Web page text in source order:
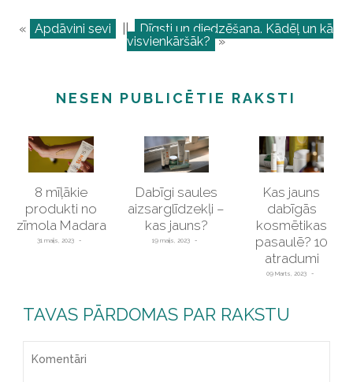
« Apdāvini sevi || Dīgsti un diedzēšana. Kādēļ un kā
visvienkāršāk? »
NESEN PUBLICĒTIE RAKSTI
8 mīļākie
produkti no
zīmola Madara
31 maijs, 2023
Dabīgi saules
aizsarglīdzekļi –
kas jauns?
19 maijs, 2023
Kas jauns
dabīgās
kosmētikas
pasaulē? 10
atradumi
09 Marts, 2023
TAVAS PĀRDOMAS PAR RAKSTU